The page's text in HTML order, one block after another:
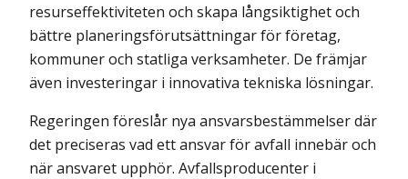
resurseffektiviteten och skapa långsiktighet och
bättre planeringsförut­sätt­ningar för företag,
kommuner och statliga verksamheter. De främjar
även investeringar i innovativa tekniska lösningar.
Regeringen föreslår nya ansvarsbestämmelser där
det preciseras vad ett ansvar för avfall innebär och
när ansvaret upphör. Avfallsproducenter i